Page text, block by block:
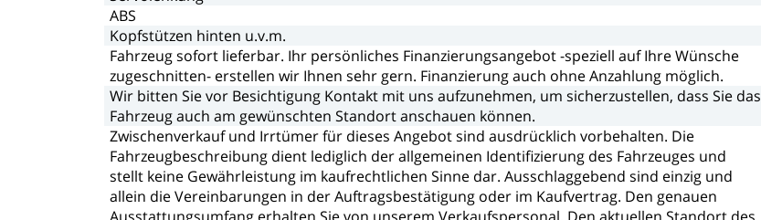
ABS
Kopfstützen hinten u.v.m.
Fahrzeugsofort lieferbar. Ihr persönliches Finanzierungsangebot-speziell auf IhreWünsche
zugeschnitten- erstellen wir Ihnen sehr gern. Finanzierungauch ohneAnzahlung möglich.
Wir bitten Sievor Besichtigung Kontakt mit uns aufzunehmen, um sicherzustellen, dass Sie das
Fahrzeugauch am gewünschten Standortanschauen können.
Zwischenverkauf und Irrtümerfür dieses Angebotsind ausdrücklich vorbehalten. Die
Fahrzeugbeschreibung dient lediglich derallgemeinen Identifizierung des Fahrzeuges und
stellt keine Gewährleistung im kaufrechtlichen Sinne dar. Ausschlaggebend sind einzig und
allein dieVereinbarungen in derAuftragsbestätigung oder im Kaufvertrag. Den genauen